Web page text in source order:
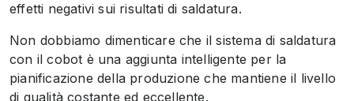
effetti negativi sui risultati di saldatura.
Non dobbiamo dimenticare che il sistema di saldatura
con il cobot è una aggiunta intelligente per la
pianificazione della produzione che mantiene il livello
di qualità costante ed eccellente.